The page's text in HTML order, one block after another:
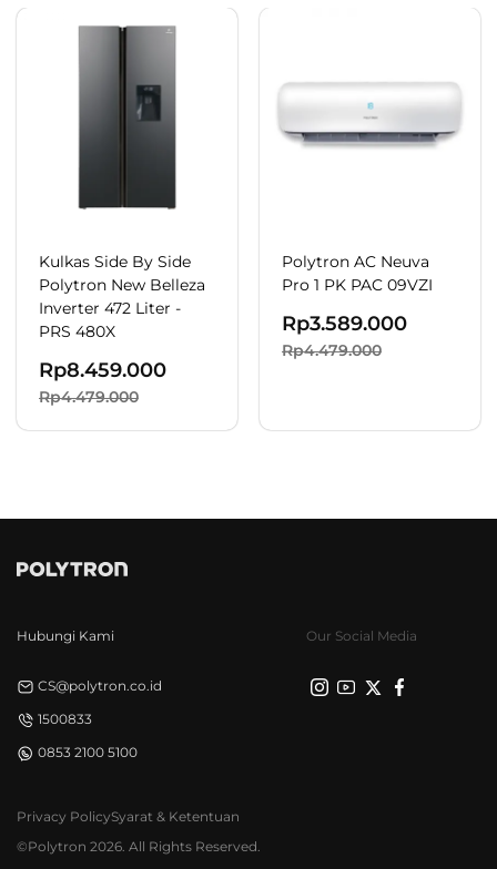
Kulkas Side By Side
Polytron New Belleza
Inverter 472 Liter -
PRS 480X
Rp8.459.000
Rp4.479.000
Polytron AC Neuva
Pro 1 PK PAC 09VZI
Rp3.589.000
Rp4.479.000
Hubungi Kami
CS@polytron.co.id
1500833
0853 2100 5100
Our Social Media
Privacy PolicySyarat & Ketentuan
©Polytron 2026. All Rights Reserved.